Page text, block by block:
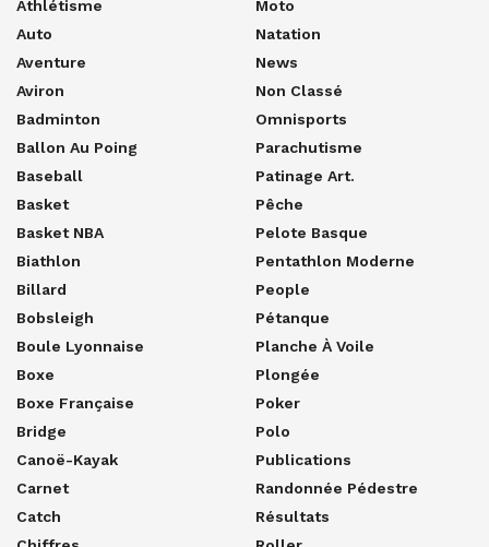
Athlétisme
Auto
Aventure
Aviron
Badminton
Ballon Au Poing
Baseball
Basket
Basket NBA
Biathlon
Billard
Bobsleigh
Boule Lyonnaise
Boxe
Boxe Française
Bridge
Canoë-Kayak
Carnet
Catch
Moto
Natation
News
Non Classé
Omnisports
Parachutisme
Patinage Art.
Pêche
Pelote Basque
Pentathlon Moderne
People
Pétanque
Planche À Voile
Plongée
Poker
Polo
Publications
Randonnée Pédestre
Résultats